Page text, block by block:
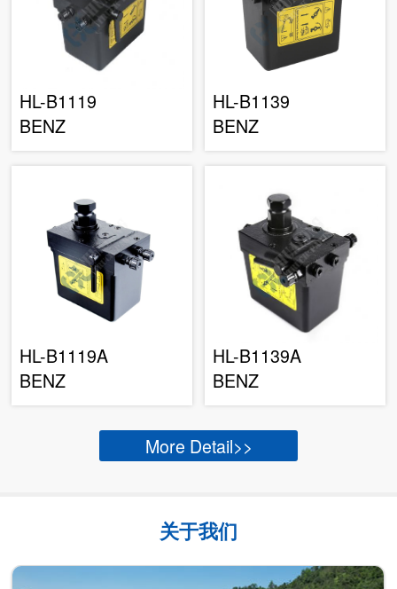
HL-B1119
BENZ
HL-B1139
BENZ
HL-B1119A
BENZ
HL-B1139A
BENZ
More Detail>>
关于我们